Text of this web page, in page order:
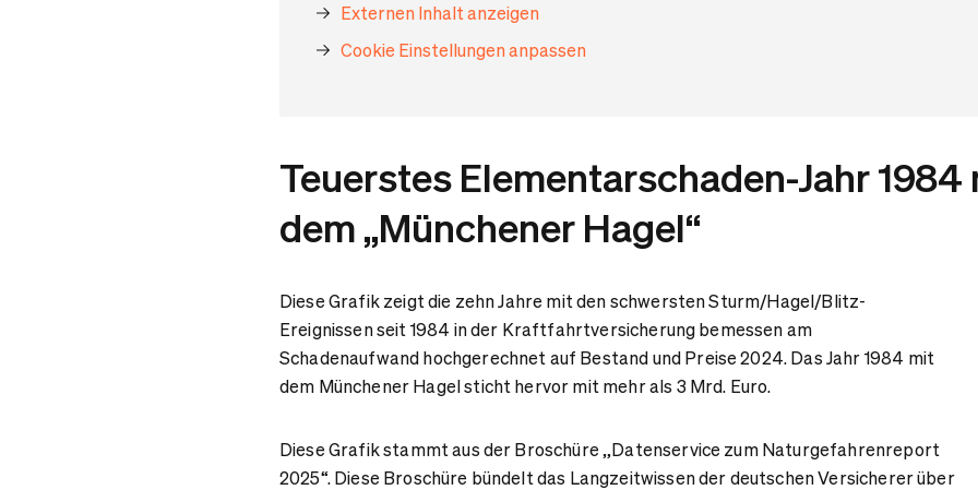
Externen Inhalt anzeigen
Cookie Einstellungen anpassen
Teuerstes Elementarschaden-Jahr 1984
dem „Münchener Hagel“
Diese Grafik zeigt die zehn Jahre mit den schwersten Sturm/Hagel/Blitz-
Ereignissen seit 1984 in der Kraftfahrtversicherung bemessen am
Schadenaufwand hochgerechnet auf Bestand und Preise 2024. Das Jahr 1984 mit
dem Münchener Hagel sticht hervor mit mehr als 3 Mrd. Euro.
Diese Grafik stammt aus der Broschüre „Datenservice zum Naturgefahrenreport
2025“. Diese Broschüre bündelt das Langzeitwissen der deutschen Versicherer über